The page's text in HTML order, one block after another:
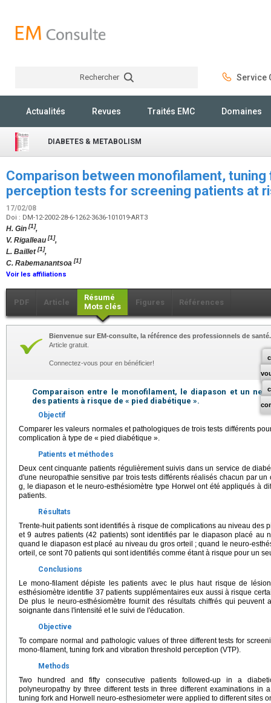
Rechercher Service
Actualités Revues Traités EMC Domaines
DIABETES & METABOLISM
Comparison between monofilament,
perception tests for screening patients at
17/02/08
Doi : DM-12-2002-28-6-1262-3636-101019-ART3
H. Gin [1],
V. Rigalleau [1],
L. Baillet[1],
C. Rabemanantsoa [1]
Voir les affiliations
PDF Article
Résumé
Mots clés
Figures Références
Bienvenue sur EM-consulte, la référence des professionnels de santé.
Article gratuit.
Connectez-vous pour en bénéficier!
Comparaison entre le monofilament, le diapason et un
des patients à risque de « pied diabétique ».
Objectif
Comparer les valeurs normales et pathologiques de trois tests différents
complication à type de « pied diabétique ».
Patients et méthodes
Deux cent cinquante patients régulièrement suivis dans un service de
d'une neuropathie sensitive par trois tests différents réalisés chacun par
g, le diapason et le neuro-esthésiomètre type Horwel ont été appliqués à
patients.
Résultats
Trente-huit patients sont identifiés à risque de complications au niveau des
et 9 autres patients (42 patients) sont identifiés par le diapason placé au
quand le diapason est placé au niveau du gros orteil ; quand le neuro-
orteil, ce sont 70 patients qui sont identifiés comme étant à risque pour un
Conclusions
Le mono-filament dépiste les patients avec le plus haut risque de
esthésiomètre identifie 37 patients supplémentaires eux aussi à risque
De plus le neuro-esthésiomètre fournit des résultats chiffrés qui
soignante dans l'intensité et le suivi de l'éducation.
Objective
To compare normal and pathologic values of three different tests for
mono-filament, tuning fork and vibration threshold perception (VTP).
Methods
Two hundred and fifty consecutive patients followed-up in a
polyneuropathy by three different tests in three different examinations in
tuning fork and Horwell neuro-esthesiometer were applied to different sites